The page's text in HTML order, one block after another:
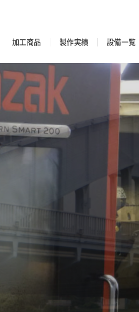
加工商品 製作実績 設備一覧